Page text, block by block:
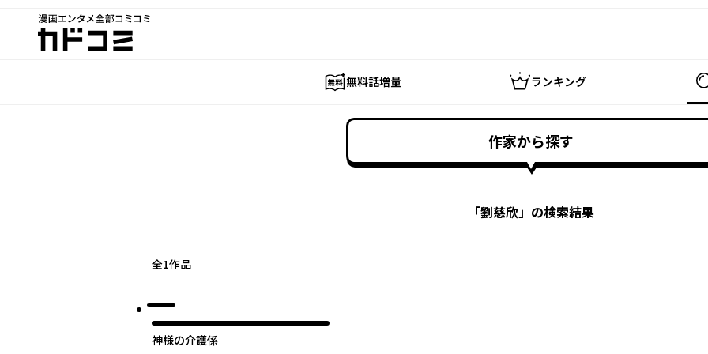
漫画エンタメ全部コミコミ
カドコミ
無料話増量 ランキング
作家から探す
「劉慈欣」の検索結果
全1作品
神様の介護係